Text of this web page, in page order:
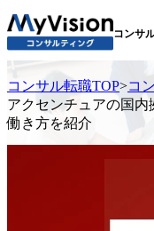
コンサ
コンサル転職TOP>コ
アクセンチュアの国内
働き方を紹介